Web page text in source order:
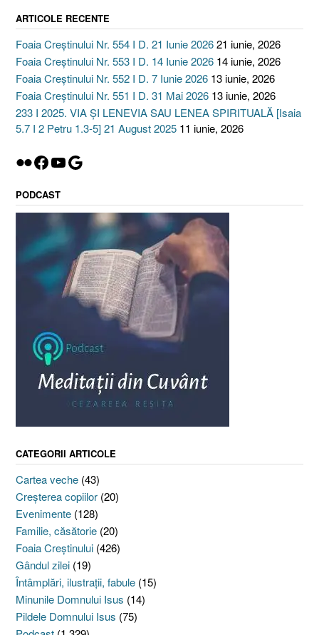
ARTICOLE RECENTE
Foaia Creștinului Nr. 554 I D. 21 Iunie 202621 iunie, 2026
Foaia Creștinului Nr. 553 I D. 14 Iunie 2026 14 iunie, 2026
Foaia Creștinului Nr. 552 I D. 7 Iunie 2026 13 iunie, 2026
Foaia Creștinului Nr. 551 I D. 31 Mai 2026 13 iunie, 2026
233 I 2025. VIA ȘI LENEVIA SAU LENEA SPIRITUALĂ [Isaia
5.7 I 2 Petru 1.3-5] 21 August 2025 11 iunie, 2026
Flickr
Facebook
YouTube
Google
PODCAST
CATEGORII ARTICOLE
Cartea veche (43)
Creşterea copiilor (20)
Evenimente (128)
Familie, căsătorie (20)
Foaia Creştinului (426)
Gândul zilei (19)
Întâmplări, ilustraţii, fabule (15)
Minunile Domnului Isus (14)
Pildele Domnului Isus (75)